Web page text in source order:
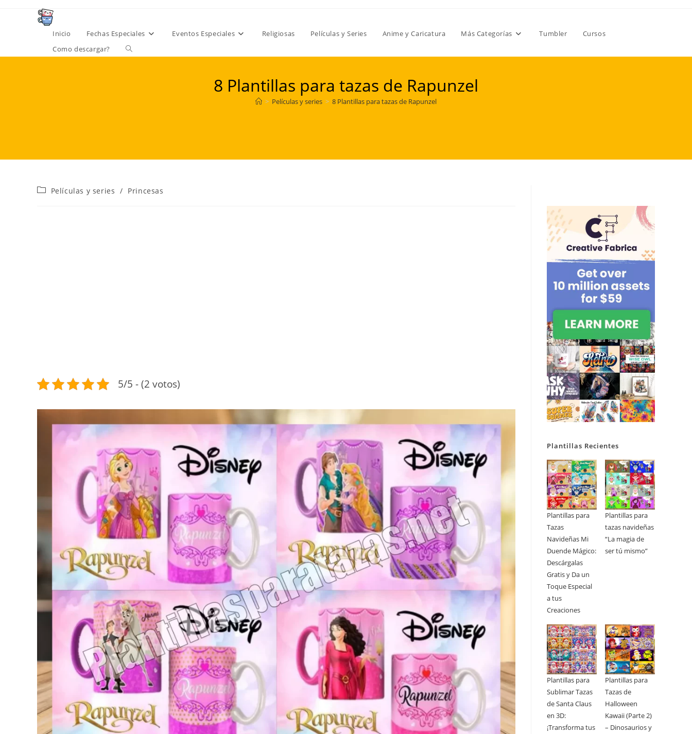
Inicio Fechas Especiales Eventos Especiales Religiosas Películas y Series Anime y Caricatura Más Categorías Tumbler
Cursos
Como descargar?
Alternar
8 Plantillas para tazas de Rapunzel
> Películas y series > 8 Plantillas para tazas de Rapunzel
Categoría
Películas y series / Princesas
5/5 - (2 votos)
Plantillas Recientes
Plantillas para
Tazas
Navideñas Mi
Duende Mágico:
Descárgalas
Gratis y Da un
Toque Especial
a tus
Creaciones
Plantillas para
tazas navideñas
“La magia de
ser tú mismo”
Plantillas para
Sublimar Tazas
de Santa Claus
en 3D:
¡Transforma tus
Plantillas para
Tazas de
Halloween
Kawaii (Parte 2)
– Dinosaurios y